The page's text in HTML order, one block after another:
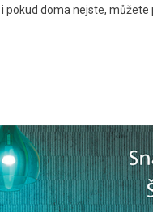
doma nejste,